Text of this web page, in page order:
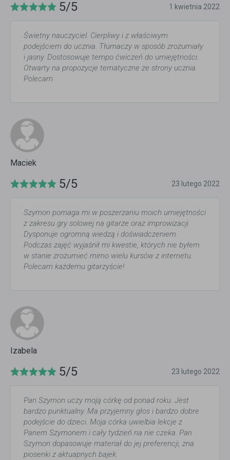
5/5 1 kwietnia 2022
Świetny nauczyciel. Cierpliwy i z właściwym
podejściem do ucznia. Tłumaczy w sposób zrozumiały
i jasny. Dostosowuje tempo ćwiczeń do umiejętności.
Otwarty na propozycje tematyczne ze strony ucznia.
Polecam
Maciek
5/5 23 lutego 2022
Szymon pomaga mi w poszerzaniu moich umiejętności
z zakresu gry solowej na gitarze oraz improwizacji.
Dysponuje ogromną wiedzą i doświadczeniem.
Podczas zajęć wyjaśnił mi kwestie, których nie byłem
w stanie zrozumieć mimo wielu kursów z internetu.
Polecam każdemu gitarzyście!
Izabela
5/5 23 lutego 2022
Pan Szymon uczy moją córkę od ponad roku. Jest
bardzo punktualny. Ma przyjemny głos i bardzo dobre
podejście do dzieci. Moja córka uwielbia lekcje z
Panem Szymonem i cały tydzień na nie czeka. Pan
Szymon dopasowuje materiał do jej preferencji, zna
piosenki z aktuapnych bajek.